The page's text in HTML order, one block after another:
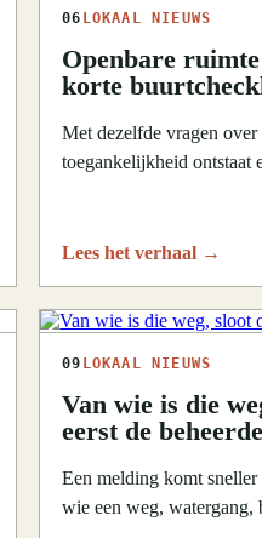
06 LOKAAL NIEUWS
Openbare
korte
Met dezelfde vragen
toegankelijkheid ontstaat
Lees het verhaal →
09 LOKAAL NIEUWS
Van wie is die
eerst de
Een melding komt sneller
wie een weg, watergang,